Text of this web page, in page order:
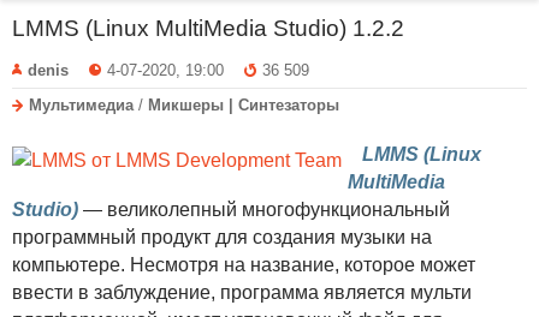
LMMS (Linux MultiMedia Studio) 1.2.2
denis 4-07-2020, 19:00
36 509
Мультимедиа / Микшеры | Синтезаторы
LMMS (Linux
MultiMedia
Studio) — великолепный многофункциональный
программный продукт для создания музыки на
компьютере. Несмотря на название, которое может
ввести в заблуждение, программа является мульти